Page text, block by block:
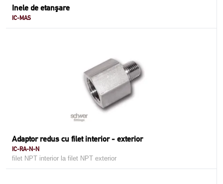
Inele de etanşare
IC-MAS
Adaptor redus cu filet interior - exterior
IC-RA-N-N
filet NPT interior la filet NPT exterior